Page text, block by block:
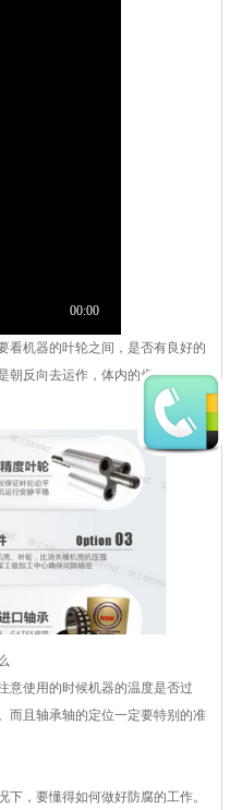
机器的叶轮之间，是否有良好的
朝反向去运作，体内的齿轮都是需
使用的时候机器的温度是否过
而且轴承轴的定位一定要特别的准
，要懂得如何做好防腐的工作。